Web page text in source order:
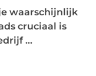
waarschijnlijk
cruciaal is
...